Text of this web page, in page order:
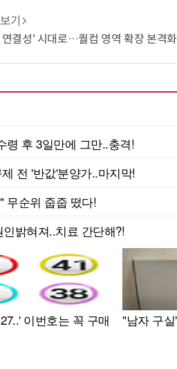
기
결성' 시대로…퀄컴 영역 확장 본격화